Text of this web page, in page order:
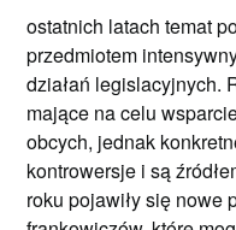
ostatnich latach temat
przedmiotem
działań legislacyjnych.
mające na celu
obcych, jednak
kontrowersje i są
roku pojawiły się nowe